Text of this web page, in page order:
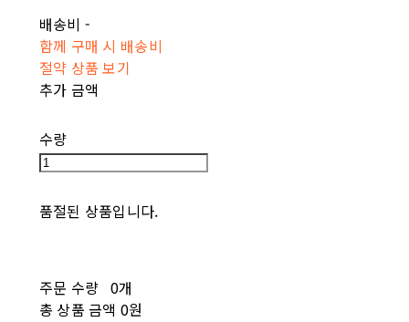
배송비 -
함께 구매 시 배송비
절약 상품 보기
추가 금액
수량
품절된 상품입니다.
주문 수량 0개
총 상품 금액 0원